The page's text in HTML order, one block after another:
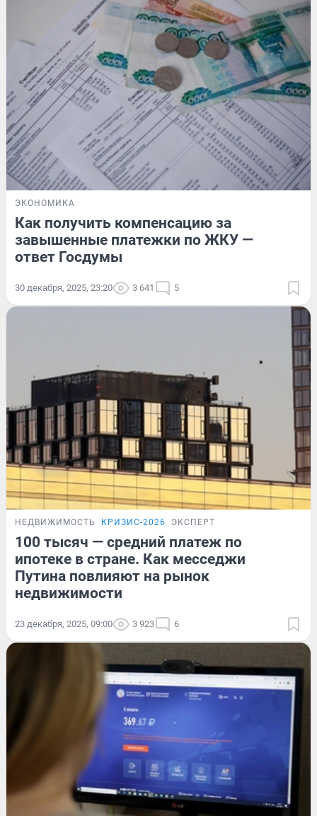
ЭКОНОМИКА
Как получить компенсацию за
завышенные платежки по ЖКУ —
ответ Госдумы
30 декабря, 2025, 23:20 3 641 5
НЕДВИЖИМОСТЬ КРИЗИС-2026 ЭКСПЕРТ
100 тысяч — средний платеж по
ипотеке в стране. Как месседжи
Путина повлияют на рынок
недвижимости
23 декабря, 2025, 09:00 3 923 6